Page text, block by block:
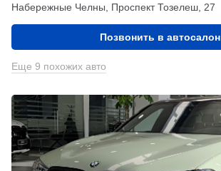
Набережные Челны, Проспект Тозелеш, 27
Позвонить в автосалон
Еще 9 похожих авто